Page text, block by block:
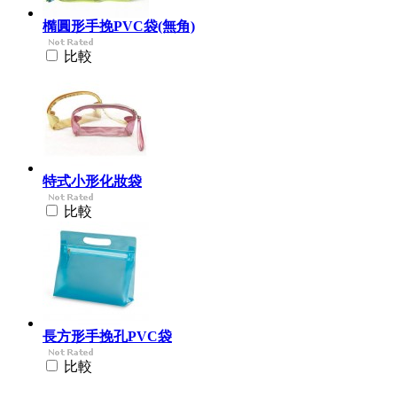
橢圓形手挽PVC袋(無角)
比較
特式小形化妝袋
比較
長方形手挽孔PVC袋
比較